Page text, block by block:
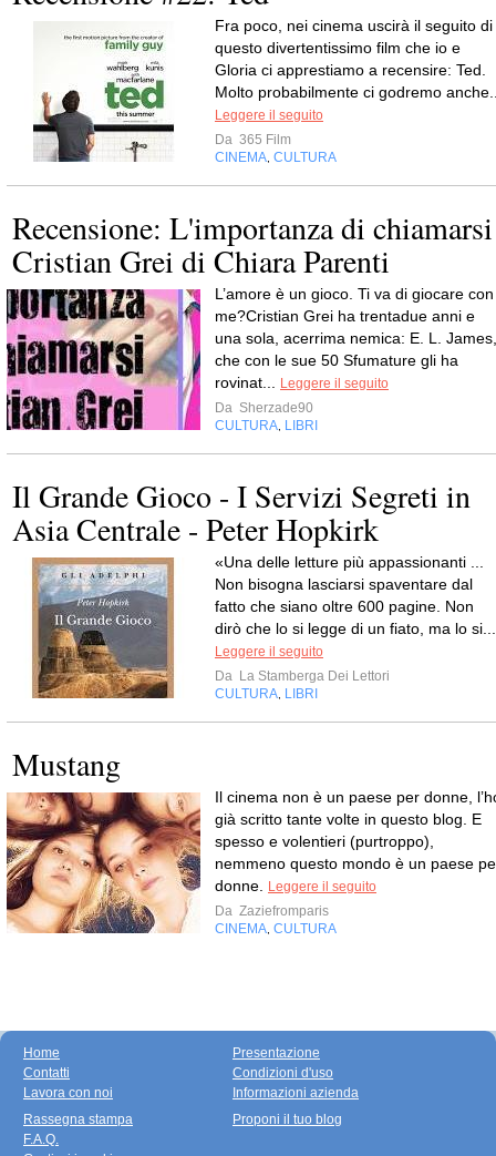
Fra poco, nei cinema uscirà il seguito di
questo divertentissimo film che io e
Gloria ci apprestiamo a recensire: Ted.
Molto probabilmente ci godremo
Leggere il seguito
Da 365 Film
CINEMA CULTURA
Recensione: L'importanza di chiamarsi
Cristian Grei di Chiara Parenti
L’amore è un gioco. Ti va di giocare con
me?Cristian Grei ha trentadue anni e
una sola, acerrima nemica: E. L. James,
che con le sue 50 Sfumature gli ha
rovinat...
Leggere il seguito
Da Sherzade90
CULTURA LIBRI
Il Grande Gioco - I Servizi Segreti in
Asia Centrale - Peter Hopkirk
«Una delle letture più appassionanti ...
Non bisogna lasciarsi spaventare dal
fatto che siano oltre 600 pagine. Non
dirò che lo si legge di un fiato, ma lo si...
Leggere il seguito
Da La Stamberga Dei Lettori
CULTURA LIBRI
Mustang
Il cinema non è un paese per donne,
già scritto tante volte in questo blog. E
spesso e volentieri (purtroppo),
nemmeno questo mondo è un paese
donne.
Leggere il seguito
Da Zaziefromparis
CINEMA CULTURA
Home
Contatti
Lavora con noi
Presentazione
Condizioni d'uso
Informazioni azienda
Rassegna stampa
F.A.Q.
Proponi il tuo blog